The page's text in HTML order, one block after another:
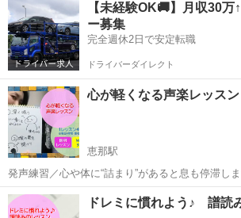
大使館で英会話、米軍基地の英会話、発音クリニ
ング、講師派遣ドットコ...
【未経験OK🚚】月収30万
ー募集
完全週休2日で安定転職
ドライバーダイレクト
心が軽くなる声楽レッスン
恵那駅
発声練習／心や体に“詰まり”があると息も停滞し
動から息を巡らせ声を乗せていく発声練習で
す
岐阜 恵那市 ボーカル 声楽
ドレミに慣れよう♪ 譜読